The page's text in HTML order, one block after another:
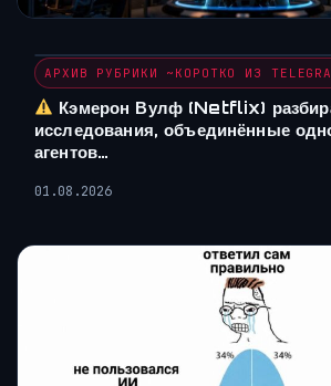
АРХИВ РУБРИКИ ~КОРОТКО ИЗ
Кэмерон Вулф (Netflix)
исследования, объединённые
агентов…
01.08.2026